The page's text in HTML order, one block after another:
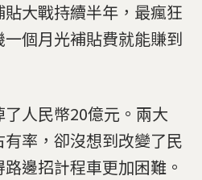
大戰持續半年，最瘋狂
個月光補貼費就能賺到
人民幣20億元。兩大
率，卻沒想到改變了民
邊招計程車更加困難。